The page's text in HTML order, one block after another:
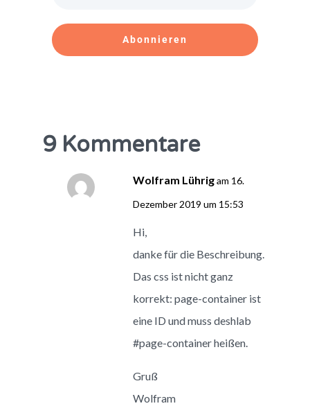
Abonnieren
9 Kommentare
Wolfram Lührigam 16.
Dezember 2019 um 15:53
Hi,
danke für die Beschreibung.
Das css ist nicht ganz
korrekt: page-container ist
eine ID und muss deshlab
#page-container heißen.
Gruß
Wolfram